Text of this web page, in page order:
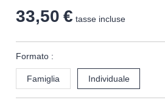
33,50 € tasse incluse
Formato :
Famiglia Individuale